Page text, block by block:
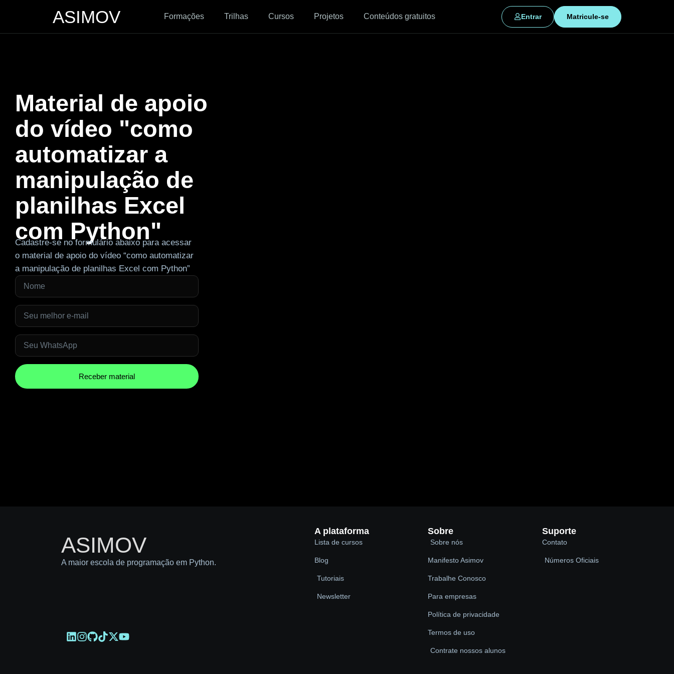
ASIMOV Formações Trilhas Cursos Projetos Conteúdos gratuitos Entrar Matricule-se
Material de apoio
do vídeo "como
automatizar a
manipulação de
planilhas Excel
com Python"
Cadastre-se no formulário abaixo para acessar
o material de apoio do vídeo “como automatizar
a manipulação de planilhas Excel com Python”
Receber material
ASIMOV
A maior escola de programação em Python.
A plataforma
Lista de cursos
Blog
Tutoriais
Newsletter
Sobre
Sobre nós
Manifesto Asimov
Trabalhe Conosco
Para empresas
Política de privacidade
Termos de uso
Contrate nossos alunos
Suporte
Contato
Números Oficiais